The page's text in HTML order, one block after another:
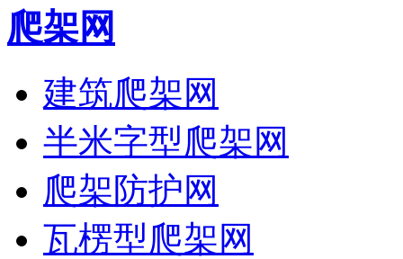
爬架网
建筑爬架网
半米字型爬架网
爬架防护网
瓦楞型爬架网